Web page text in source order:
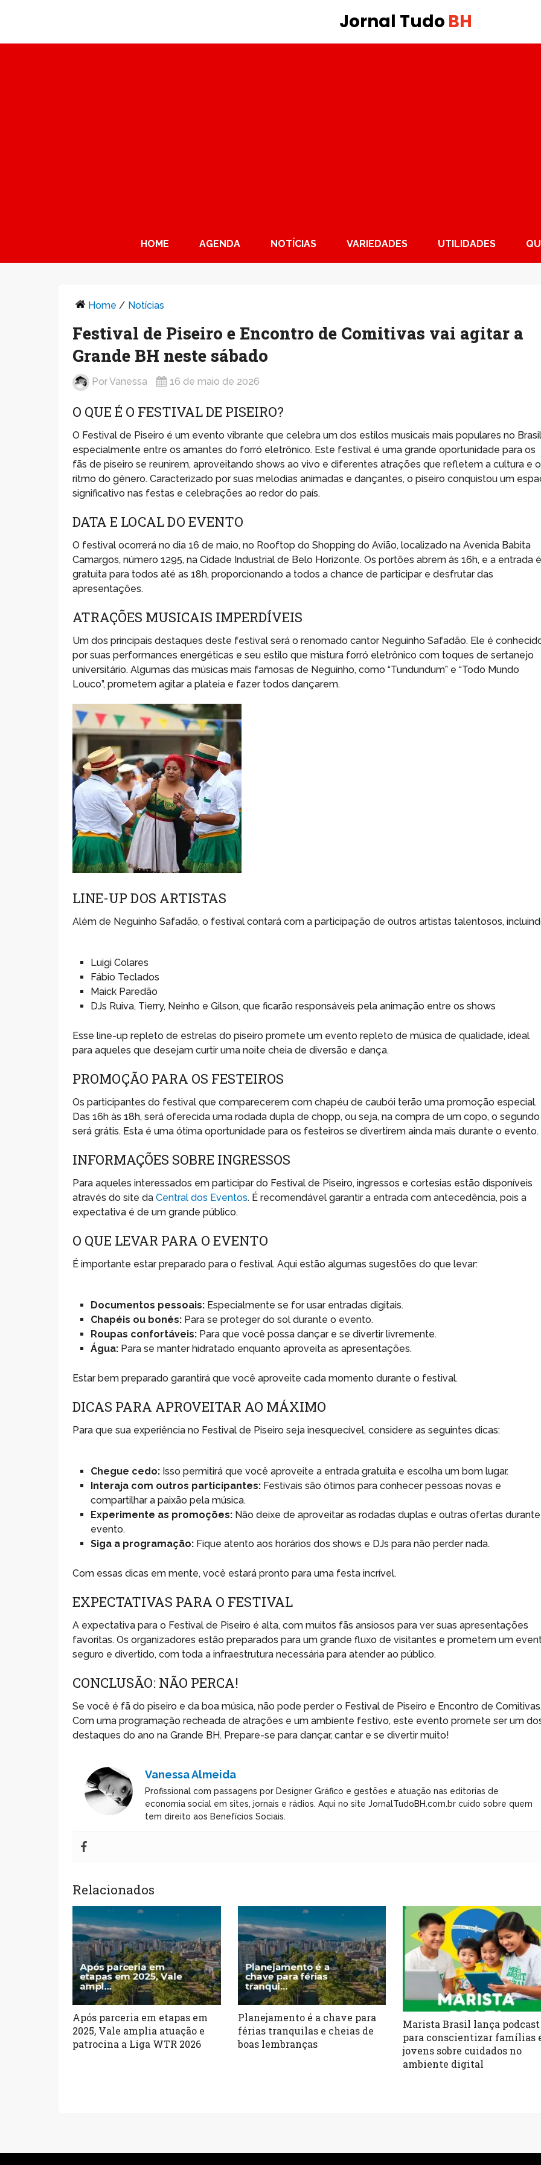
Jornal Tudo BH
HOME AGENDA NOTÍCIAS VARIEDADES UTILIDADES
Home / Notícias
Festival de Piseiro e Encontro de Comitivas vai agitar a
Grande BH neste sábado
PorVanessa 16 de maio de 2026
O QUE É O FESTIVAL DE PISEIRO?
O Festival de Piseiro é um evento vibrante que celebra um dos estilos musicais mais populares no
especialmente entre os amantes do forró eletrônico. Este festival é uma grande oportunidade para os
fãs de piseiro se reunirem, aproveitando shows ao vivo e diferentes atrações que refletem a cultura e o
ritmo do gênero. Caracterizado por suas melodias animadas e dançantes, o piseiro conquistou um
significativo nas festas e celebrações ao redor do país.
DATA E LOCAL DO EVENTO
O festival ocorrerá no dia 16 de maio, no Rooftop do Shopping do Avião, localizado na Avenida Babita
Camargos, número 1295, na Cidade Industrial de Belo Horizonte. Os portões abrem às 16h, e a entrada
gratuita para todos até as 18h, proporcionando a todos a chance de participar e desfrutar das
apresentações.
ATRAÇÕES MUSICAIS IMPERDÍVEIS
Um dos principais destaques deste festival será o renomado cantor Neguinho Safadão. Ele é
por suas performances energéticas e seu estilo que mistura forró eletrônico com toques de sertanejo
universitário. Algumas das músicas mais famosas de Neguinho, como “Tundundum” e “Todo Mundo
Louco”, prometem agitar a plateia e fazer todos dançarem.
LINE-UP DOS ARTISTAS
Além de Neguinho Safadão, o festival contará com a participação de outros artistas talentosos,
Luigi Colares
Fábio Teclados
Maick Paredão
DJs Ruiva, Tierry, Neinho e Gilson, que ficarão responsáveis pela animação entre os shows
Esse line-up repleto de estrelas do piseiro promete um evento repleto de música de qualidade, ideal
para aqueles que desejam curtir uma noite cheia de diversão e dança.
PROMOÇÃO PARA OS FESTEIROS
Os participantes do festival que comparecerem com chapéu de caubói terão uma promoção especial.
Das 16h às 18h, será oferecida uma rodada dupla de chopp, ou seja, na compra de um copo, o segundo
será grátis. Esta é uma ótima oportunidade para os festeiros se divertirem ainda mais durante o evento.
INFORMAÇÕES SOBRE INGRESSOS
Para aqueles interessados em participar do Festival de Piseiro, ingressos e cortesias estão disponíveis
através do site daCentral dos Eventos. É recomendável garantir a entrada com antecedência, pois a
expectativa é de um grande público.
O QUE LEVAR PARA O EVENTO
É importante estar preparado para o festival. Aqui estão algumas sugestões do que levar:
Documentos pessoais: Especialmente se for usar entradas digitais.
Chapéis ou bonés: Para se proteger do sol durante o evento.
Roupas confortáveis: Para que você possa dançar e se divertir livremente.
Água: Para se manter hidratado enquanto aproveita as apresentações.
Estar bem preparado garantirá que você aproveite cada momento durante o festival.
DICAS PARA APROVEITAR AO MÁXIMO
Para que sua experiência no Festival de Piseiro seja inesquecível, considere as seguintes dicas:
Chegue cedo: Isso permitirá que você aproveite a entrada gratuita e escolha um bom lugar.
Interaja com outros participantes: Festivais são ótimos para conhecer pessoas novas e
compartilhar a paixão pela música.
Experimente as promoções: Não deixe de aproveitar as rodadas duplas e outras ofertas
evento.
Siga a programação: Fique atento aos horários dos shows e DJs para não perder nada.
Com essas dicas em mente, você estará pronto para uma festa incrível.
EXPECTATIVAS PARA O FESTIVAL
A expectativa para o Festival de Piseiro é alta, com muitos fãs ansiosos para ver suas apresentações
favoritas. Os organizadores estão preparados para um grande fluxo de visitantes e prometem um
seguro e divertido, com toda a infraestrutura necessária para atender ao público.
CONCLUSÃO: NÃO PERCA!
Se você é fã do piseiro e da boa música, não pode perder o Festival de Piseiro e Encontro de
Com uma programação recheada de atrações e um ambiente festivo, este evento promete ser um
destaques do ano na Grande BH. Prepare-se para dançar, cantar e se divertir muito!
Vanessa Almeida
Profissional com passagens por Designer Gráfico e gestões e atuação nas editorias de
economia social em sites, jornais e rádios. Aqui no site JornalTudoBH.com.br cuido sobre quem
tem direito aos Benefícios Sociais.
Relacionados
Após parceria em etapas em
2025, Vale amplia atuação e
patrocina a Liga WTR 2026
Planejamento é a chave para
férias tranquilas e cheias de
boas lembranças
Marista Brasil lança podcast
para conscientizar famílias
jovens sobre cuidados no
ambiente digital